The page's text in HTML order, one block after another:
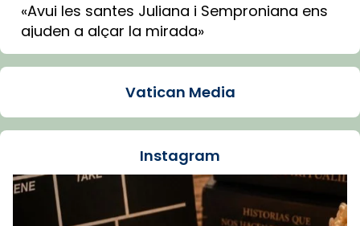
«Avui les santes Juliana i Semproniana ens
ajuden a alçar la mirada»
Mons. Sergi Gordo, bisbe de Tortosa, ha
Santes de Mataró.
🔗tinyurl.com/cvu5jmbk
Foto
View on Facebook Share
Vatican Media
Instagram